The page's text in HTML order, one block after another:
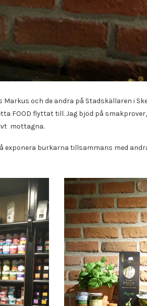
och de andra på Stadskällaren i
FOOD flyttat till. Jag bjöd på
mottagna.
exponera burkarna tillsammans med